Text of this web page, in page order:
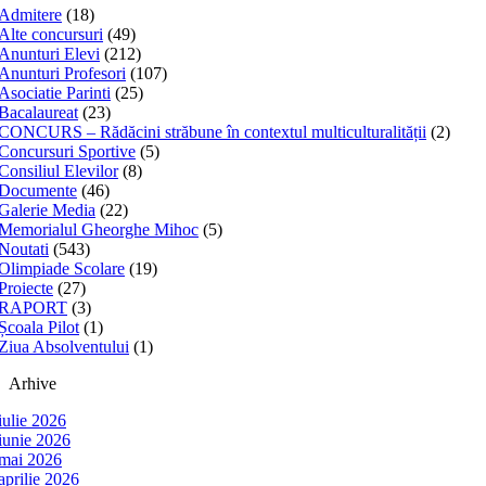
(18)
concursuri (49)
Elevi (212)
Profesori (107)
Parinti (25)
(23)
– Rădăcini străbune în contextul multiculturalității (2)
Sportive (5)
Elevilor(8)
(46)
Media (22)
Gheorghe Mihoc (5)
(543)
Scolare (19)
(27)
(3)
Pilot(1)
Absolventului (1)
Arhive
2026
2026
2026
2026